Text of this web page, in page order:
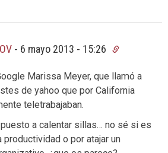
- 6 mayo 2013 - 15:26
Marissa Meyer, que llamó a
de yahoo que por California
teletrabajaban.
a calentar sillas… no sé si es
o por atajar un